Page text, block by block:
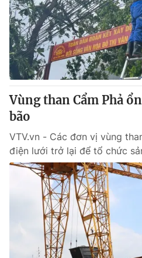
Vùng than Cẩm Phả
bão
VTV.vn - Các đơn vị vùng
điện lưới trở lại để tổ chức